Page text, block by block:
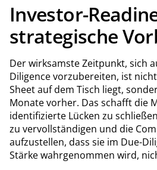
Investor-
strategische
Der wirksamste Zeitpunkt, sich
Diligence vorzubereiten, ist
Sheet auf dem Tisch liegt,
Monate vorher. Das schafft die
identifizierte Lücken zu
zu vervollständigen und die
aufzustellen, dass sie im Due-
Stärke wahrgenommen wird,